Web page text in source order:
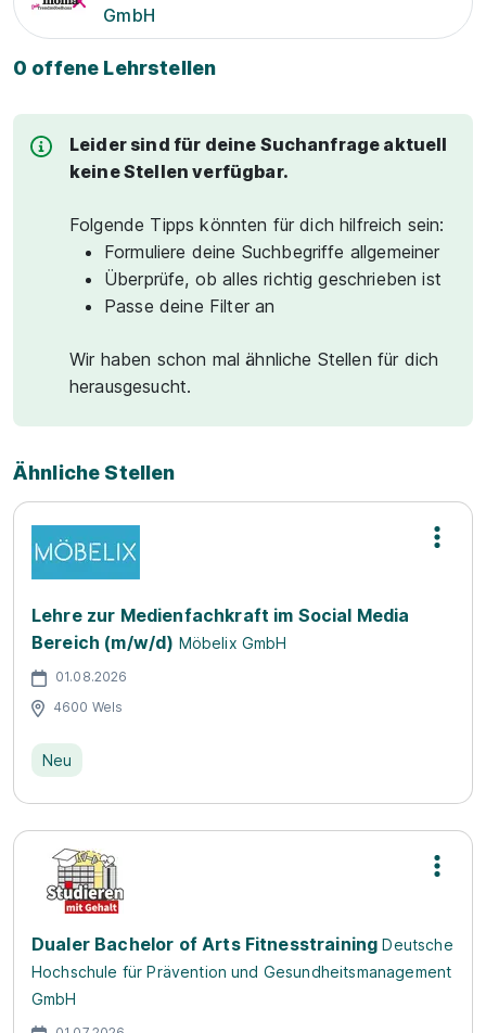
GmbH
0 offene Lehrstellen
Leider sind für deine Suchanfrage aktuell
keine Stellen verfügbar.
Folgende Tipps könnten für dich hilfreich sein:
Formuliere deine Suchbegriffe allgemeiner
Überprüfe, ob alles richtig geschrieben ist
Passe deine Filter an
Wir haben schon mal ähnliche Stellen für dich
herausgesucht.
Ähnliche Stellen
Lehre zur Medienfachkraft im Social Media
Bereich (m/w/d) Möbelix GmbH
01.08.2026
4600 Wels
Neu
Dualer Bachelor of Arts Fitnesstraining Deutsche
Hochschule für Prävention und Gesundheitsmanagement
GmbH